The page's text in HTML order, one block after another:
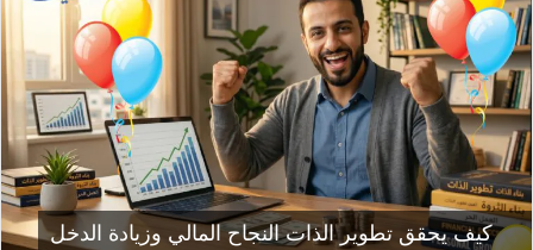
كيف يحقق تطوير الذات النجاح المالي وزيادة الدخل